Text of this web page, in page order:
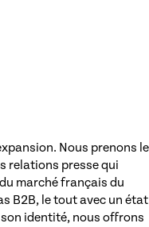
Nous prenons le
relations presse qui
marché français du
B2B, le tout avec un état
identité, nous offrons